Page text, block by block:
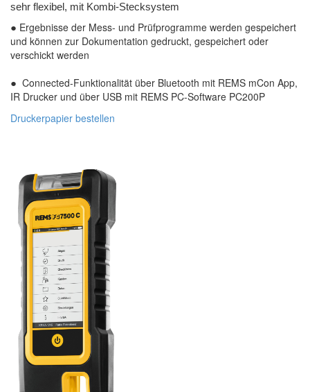
sehr flexibel, mit Kombi-Stecksystem
● Ergebnisse der Mess- und Prüfprogramme werden gespeichert
und können zur Dokumentation gedruckt, gespeichert oder
verschickt werden
● Connected-Funktionalität über Bluetooth mit REMS mCon App,
IR Drucker und über USB mit REMS PC-Software PC200P
Druckerpapier bestellen